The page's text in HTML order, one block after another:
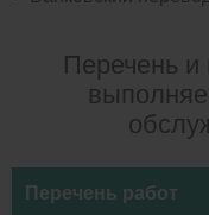
Перечень и
Перечень работ